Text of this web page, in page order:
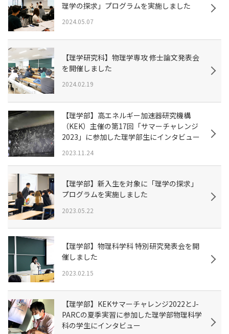
理学の探求」プログラムを実施しました
2024.05.07
【理学研究科】物理学専攻 修士論文発表会
を開催しました
2024.02.19
【理学部】高エネルギー加速器研究機構
（KEK）主催の第17回「サマーチャレンジ
2023」に参加した理学部生にインタビュー
2023.11.24
【理学部】新入生を対象に「理学の探求」
プログラムを実施しました
2023.05.22
【理学部】物理科学科 特別研究発表会を開
催しました
2023.02.15
【理学部】KEKサマーチャレンジ2022とJ-
PARCの夏季実習に参加した理学部物理科学
科の学生にインタビュー